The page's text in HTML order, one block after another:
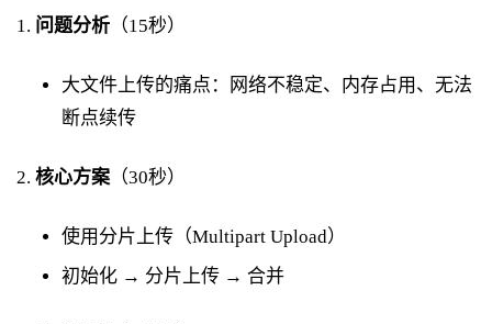
问题分析 （15秒）
大文件上传的痛点：网络不稳定、内存占用、无法
断点续传
核心方案 （30秒）
使用分片上传（Multipart Upload）
初始化 → 分片上传 → 合并